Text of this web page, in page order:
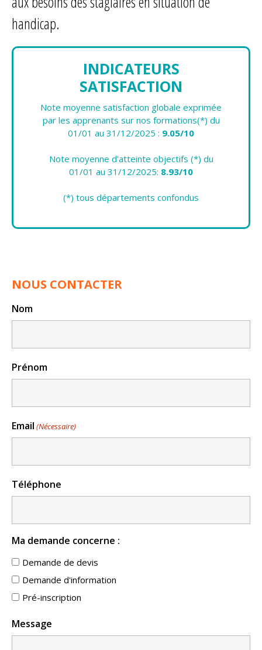
handicap.
INDICATEURS
SATISFACTION
Note moyenne satisfaction globale exprimée
par les apprenants sur nos formations(*) du
01/01 au 31/12/2025 : 9.05/10
Note moyenne d'atteinte objectifs (*) du
01/01 au 31/12/2025: 8.93/10
(*) tous départements confondus
NOUS CONTACTER
Nom
Prénom
Email (Nécessaire)
Téléphone
Ma demande concerne :
Demande de devis
Demande d'information
Pré-inscription
Message